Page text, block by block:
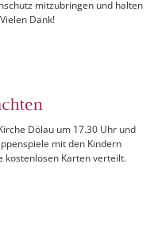
mitzubringen und halten
Dank!
Dölau um 17.30 Uhr und
mit den Kindern
kostenlosen Karten verteilt.